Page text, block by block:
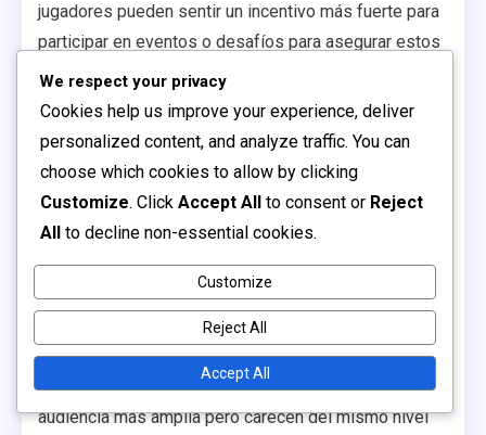
jugadores pueden sentir un incentivo más fuerte para
participar en eventos o desafíos para asegurar estos
artículos exclusivos antes de que desaparezcan. Esta
naturaleza sensible al tiempo puede llevar a una
mayor actividad dentro del juego, fomentando una
comunidad más vibrante.
Al analizar la efectividad de estas recompensas,
considera factores como la motivación del jugador, el
valor percibido de las recompensas y el impacto
general en la jugabilidad. Las recompensas
específicas de experiencia pueden crear una
experiencia más inmersiva, mientras que las
recompensas generales pueden atraer a una
audiencia más amplia pero carecen del mismo nivel
We respect your privacy
Cookies help us improve your experience, deliver
personalized content, and analyze traffic. You can
choose which cookies to allow by clicking
Customize. Click Accept All to consent or Reject
All to decline non-essential cookies.
Customize
Reject All
Accept All